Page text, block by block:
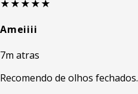
★★★★★
Ameiiii
7m atras
Recomendo de olhos fechados.